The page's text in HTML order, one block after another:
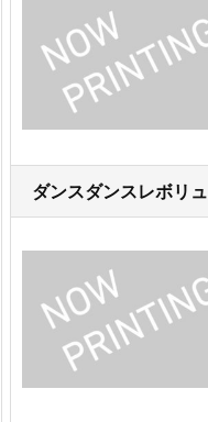
ダンスダンスレボ